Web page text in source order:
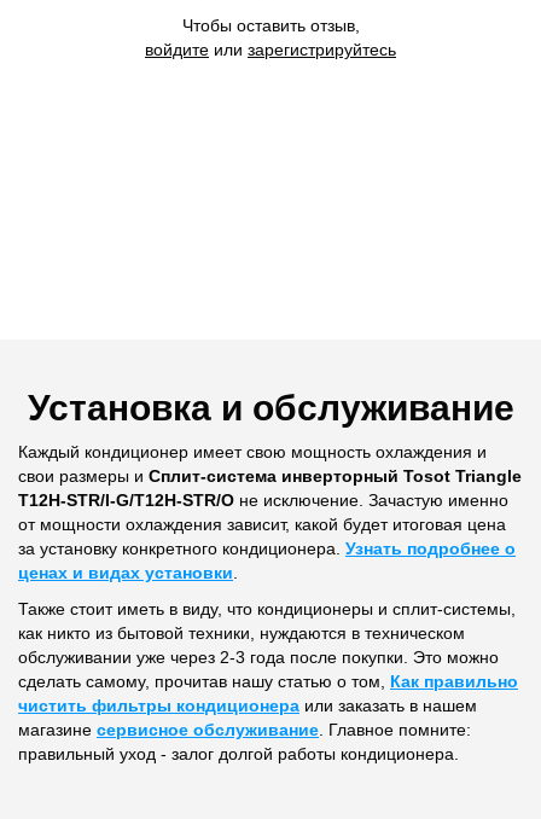
Чтобы оставить отзыв,
войдите или зарегистрируйтесь
Установка и обслуживание
Каждый кондиционер имеет свою мощность охлаждения и
свои размеры и Сплит-система инверторный Tosot Triangle
T12H-STR/I-G/T12H-STR/O не исключение. Зачастую именно
от мощности охлаждения зависит, какой будет итоговая цена
за установку конкретного кондиционера. Узнать подробнее о
ценах и видах установки
Также стоит иметь в виду, что кондиционеры и сплит-системы,
как никто из бытовой техники, нуждаются в техническом
обслуживании уже через 2-3 года после покупки. Это можно
сделать самому, прочитав нашу статью о том, Как правильно
чистить фильтры кондиционера или заказать в нашем
магазине сервисное обслуживание . Главное помните:
правильный уход - залог долгой работы кондиционера.